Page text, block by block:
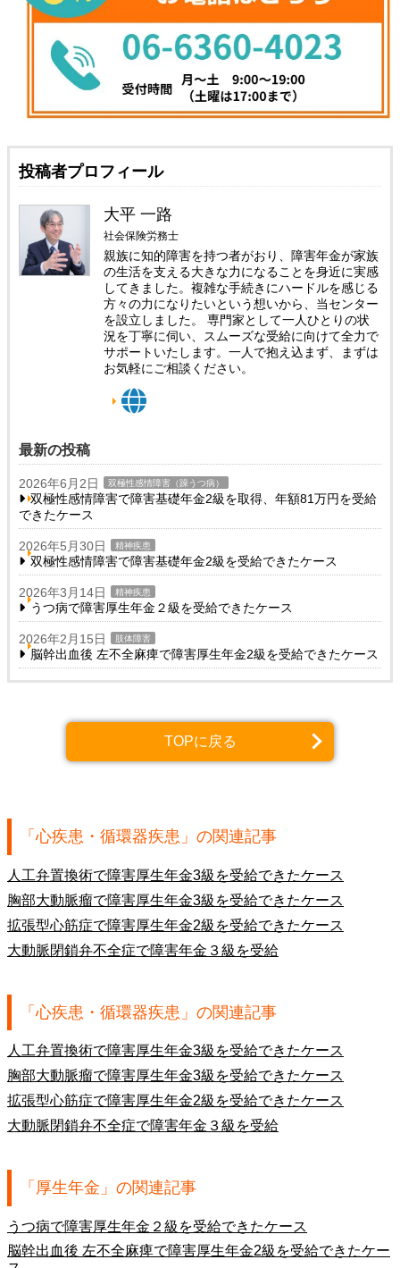
投稿者プロフィール
大平 一路
社会保険労務士
親族に知的障害を持つ者がおり、障害年金が家族
の生活を支える大きな力になることを身近に実感
してきました。複雑な手続きにハードルを感じる
方々の力になりたいという想いから、当センター
を設立しました。 専門家として一人ひとりの状
況を丁寧に伺い、スムーズな受給に向けて全力で
サポートいたします。一人で抱え込まず、まずは
お気軽にご相談ください。
最新の投稿
2026年6月2日 双極性感情障害（躁うつ病）
双極性感情障害で障害基礎年金2級を取得、年額81万円を受給
できたケース
2026年5月30日 精神疾患
双極性感情障害で障害基礎年金2級を受給できたケース
2026年3月14日 精神疾患
うつ病で障害厚生年金２級を受給できたケース
2026年2月15日 肢体障害
脳幹出血後 左不全麻痺で障害厚生年金2級を受給できたケース
TOPに戻る
「心疾患・循環器疾患」の関連記事
人工弁置換術で障害厚生年金3級を受給できたケース
胸部大動脈瘤で障害厚生年金3級を受給できたケース
拡張型心筋症で障害厚生年金2級を受給できたケース
大動脈閉鎖弁不全症で障害年金３級を受給
「心疾患・循環器疾患」の関連記事
人工弁置換術で障害厚生年金3級を受給できたケース
胸部大動脈瘤で障害厚生年金3級を受給できたケース
拡張型心筋症で障害厚生年金2級を受給できたケース
大動脈閉鎖弁不全症で障害年金３級を受給
「厚生年金」の関連記事
うつ病で障害厚生年金２級を受給できたケース
脳幹出血後 左不全麻痺で障害厚生年金2級を受給できたケー